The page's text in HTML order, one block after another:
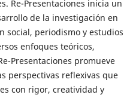
Re-Presentaciones inicia un
de la investigación en
social, periodismo y estudios
enfoques teóricos,
Presentaciones promueve
perspectivas reflexivas que
con rigor, creatividad y